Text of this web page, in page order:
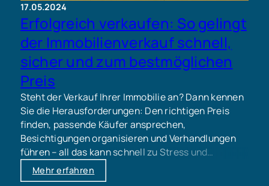
17.05.2024
Erfolgreich verkaufen: So gelingt
der Immobilienverkauf schnell,
sicher und zum bestmöglichen
Preis
Steht der Verkauf Ihrer Immobilie an? Dann kennen
Sie die Herausforderungen: Den richtigen Preis
finden, passende Käufer ansprechen,
Besichtigungen organisieren und Verhandlungen
führen – all das kann schnell zu Stress und
Unsicherheit führen. Mit uns an Ihrer Seite können
Sie den Verkauf Ihrer Immobilie gelassen angehen.
Mehr erfahren